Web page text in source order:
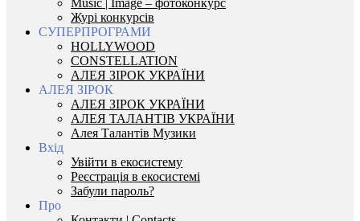
Music | Image – фотоконкурс
Журі конкурсів
СУПЕРПРОГРАМИ
HOLLYWOOD
CONSTELLATION
АЛЕЯ ЗІРОК УКРАЇНИ
АЛЕЯ ЗІРОК
АЛЕЯ ЗІРОК УКРАЇНИ
АЛЕЯ ТАЛАНТІВ УКРАЇНИ
Алея Талантів Музики
Вхід
Увійти в екосистему
Реєстрація в екосистемі
Забули пароль?
Про